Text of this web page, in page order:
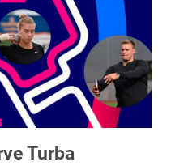
Turba